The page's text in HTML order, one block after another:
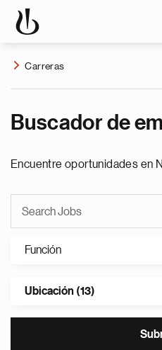
Carreras
Buscador de
Encuentre oportunidades en
Función
Ubicación (13)